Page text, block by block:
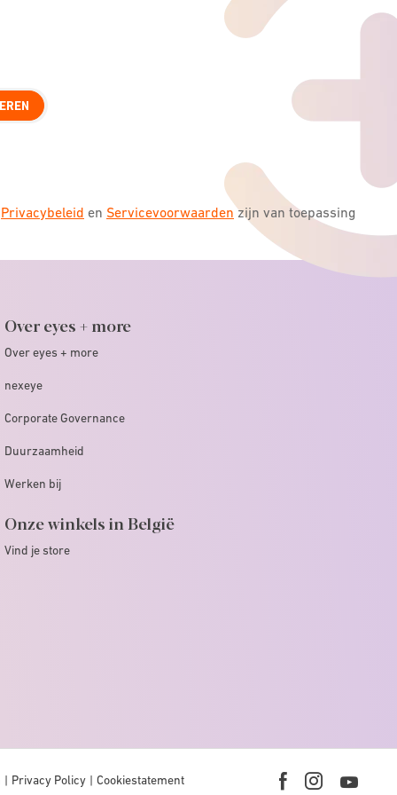
Privacybeleid en Servicevoorwaardenzijn van toepassing
Over eyes + more
Over eyes + more
nexeye
Corporate Governance
Duurzaamheid
Werken bij
Onze winkels in België
Vind je store
Privacy Policy Cookiestatement